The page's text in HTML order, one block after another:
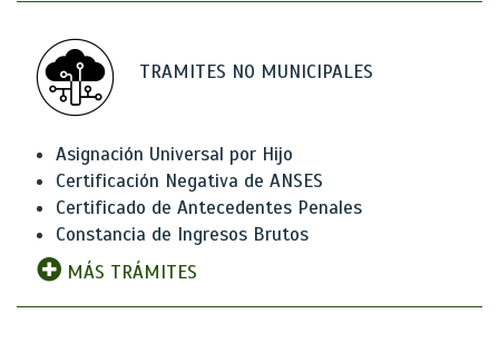
TRAMITES NO MUNICIPALES
Asignación Universal por Hijo
Certificación Negativa de ANSES
Certificado de Antecedentes Penales
Constancia de Ingresos Brutos
MÁS TRÁMITES